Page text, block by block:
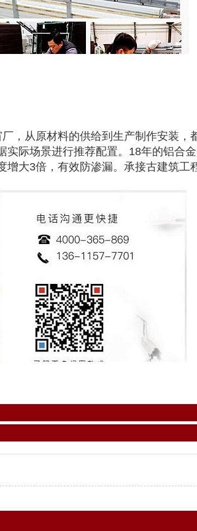
，从原材料的供给到生产制作安装，
际场景进行推荐配置。18年的铝合
大3倍，有效防渗漏。承接古建筑工